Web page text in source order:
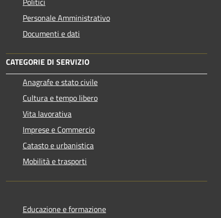
Personale Amministrativo
Documenti e dati
CATEGORIE DI SERVIZIO
Anagrafe e stato civile
Cultura e tempo libero
Vita lavorativa
Imprese e Commercio
Catasto e urbanistica
Mobilità e trasporti
Educazione e formazione